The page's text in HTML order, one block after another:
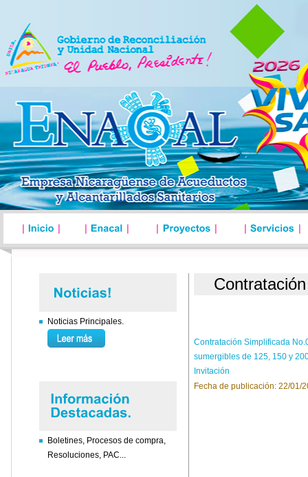
Noticias Principales.
Boletines, Procesos de compra,
Resoluciones, PAC...
Contratación Simplificada
sumergibles de 125, 150 y
Invitación
Fecha de publicación: 22/01/